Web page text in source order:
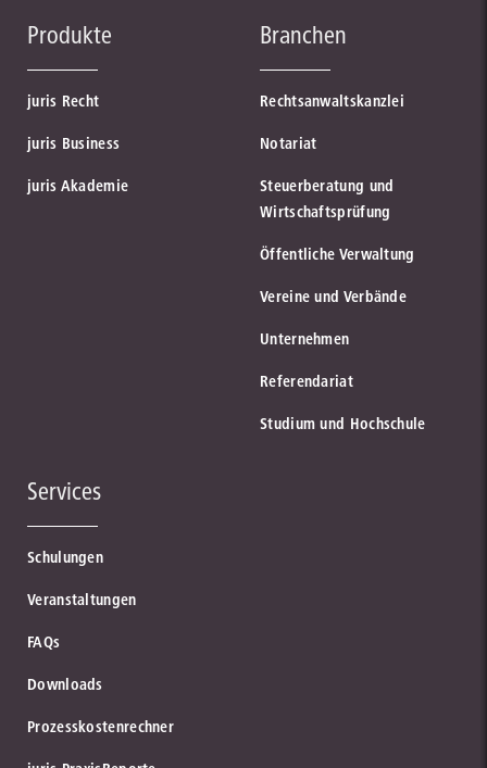
Produkte
juris Recht
juris Business
juris Akademie
Branchen
Rechtsanwaltskanzlei
Notariat
Steuerberatung und
Wirtschaftsprüfung
Öffentliche Verwaltung
Vereine und Verbände
Unternehmen
Referendariat
Studium und Hochschule
Services
Schulungen
Veranstaltungen
FAQs
Downloads
Prozesskostenrechner